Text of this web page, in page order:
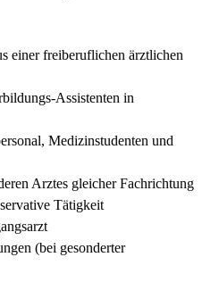
einer freiberuflichen ärztlichen
Assistenten in
Medizinstudenten und
Arztes gleicher Fachrichtung
Tätigkeit
(bei gesonderter